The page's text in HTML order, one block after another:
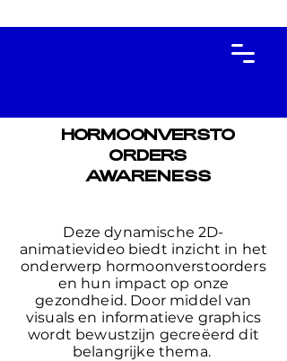
HORMOONVERSTO
ORDERS
AWARENESS
Deze dynamische 2D-
animatievideo biedt inzicht in het
onderwerp hormoonverstoorders
en hun impact op onze
gezondheid. Door middel van
visuals en informatieve graphics
wordt bewustzijn gecreëerd dit
belangrijke thema.